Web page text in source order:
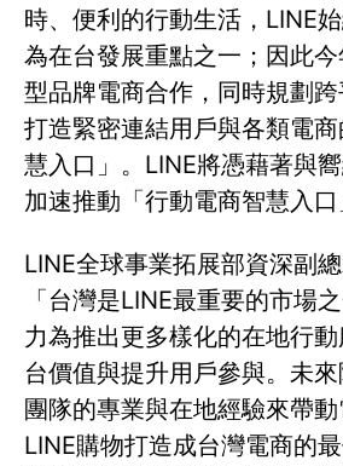
時、便利的行動生活，LINE
為在台發展重點之一；因此
型品牌電商合作，同時規劃
打造緊密連結用戶與各類電
慧入口」。LINE將憑藉著與
加速推動「行動電商智慧入口
LINE全球事業拓展部資深副
「台灣是LINE最重要的市場
力為推出更多樣化的在地行
台價值與提升用戶參與。未
團隊的專業與在地經驗來帶
LINE購物打造成台灣電商的